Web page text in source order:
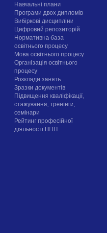
Навчальні плани
Програми двох дипломів
Вибіркові дисципліни
Цифровий репозиторій
Нормативна база
освітнього процесу
Мова освітнього процесу
Організація освітнього
процесу
Розклади занять
Зразки документів
Підвищення кваліфікації,
стажування, тренінги,
семінари
Рейтинг професійної
діяльності НПП